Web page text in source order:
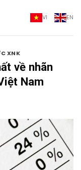
VI EN
XNK
về nhãn
Nam